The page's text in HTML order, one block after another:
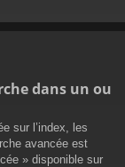
dans un ou
sur l’index, les
avancée est
» disponible sur